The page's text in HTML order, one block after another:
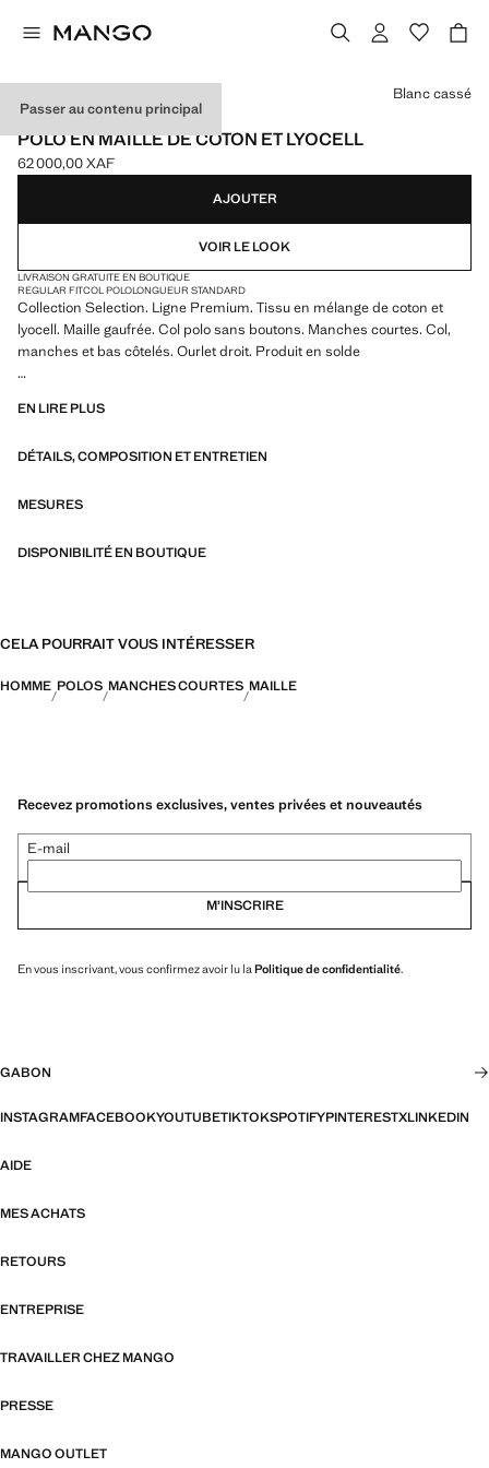
Passer au contenu principal
SELECTION
POLO EN MAILLE DE COTON ET LYOCELL
Prix actuel [62 000,00 XAF ]
62 000,00 XAF
Choisissez une couleur
Blanc cassé
AJOUTER
VOIR LE LOOK
LIVRAISON GRATUITE EN BOUTIQUE
REGULAR FITCOL POLOLONGUEUR STANDARD
Collection Selection. Ligne Premium. Tissu en mélange de coton et
lyocell. Maille gaufrée. Col polo sans boutons. Manches courtes. Col,
manches et bas côtelés. Ourlet droit. Produit en solde
minimalistes et aux détails soigneusement conçus. Fabriquée à partir
élégante
EN LIRE PLUS
DÉTAILS, COMPOSITION ET ENTRETIEN
MESURES
DISPONIBILITÉ EN BOUTIQUE
CELA POURRAIT VOUS INTÉRESSER
HOMME POLOS MANCHES COURTES MAILLE
Recevez promotions exclusives, ventes privées et nouveautés
E-mail
M’INSCRIRE
En vous inscrivant, vous confirmez avoir lu la Politique de confidentialité.
GABON
INSTAGRAMFACEBOOKYOUTUBETIKTOKSPOTIFYPINTERESTXLINKEDIN
AIDE
MES ACHATS
RETOURS
ENTREPRISE
TRAVAILLER CHEZ MANGO
PRESSE
MANGO OUTLET